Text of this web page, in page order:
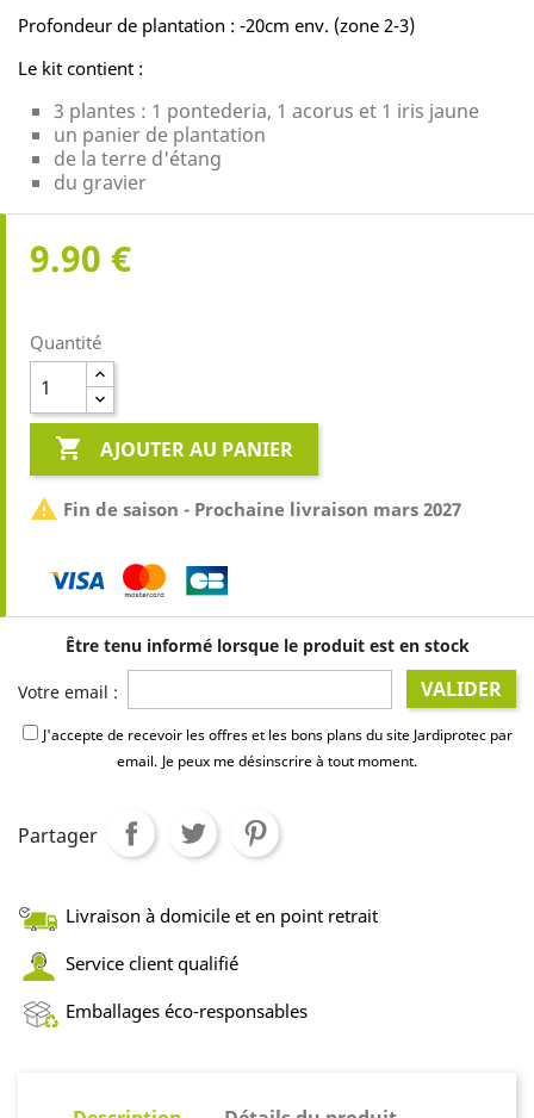
Profondeur de plantation : -20cm env. (zone 2-3)
Le kit contient :
3 plantes : 1 pontederia, 1 acorus et 1 iris jaune
un panier de plantation
de la terre d'étang
du gravier
9.90 €
Quantité
 AJOUTER AU PANIER
 Fin de saison - Prochaine livraison mars 2027
Être tenu informé lorsque le produit est en stock
Votre email : VALIDER
J'accepte de recevoir les offres et les bons plans du site Jardiprotec par
email. Je peux me désinscrire à tout moment.
Partager
Livraison à domicile et en point retrait
Service client qualifié
Emballages éco-responsables